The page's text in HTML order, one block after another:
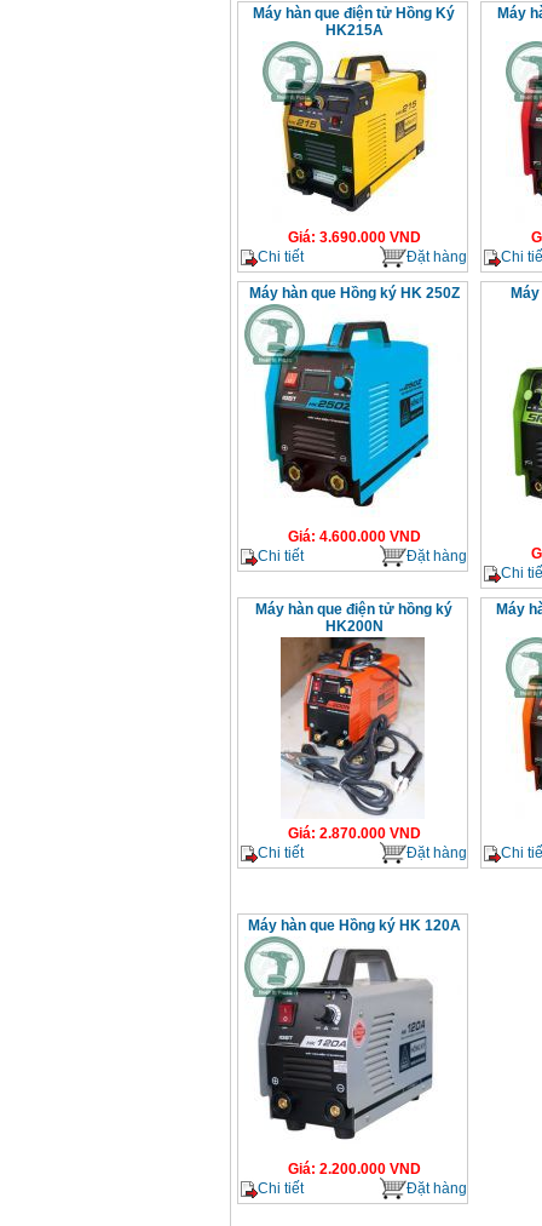
Máy hàn que điện tử Hồng Ký
HK215A
Giá: 3.690.000VND
Chi tiết
Đặt hàng
Máy
Chi
Máy hàn que Hồng ký HK 250Z
Giá: 4.600.000VND
Chi tiết
Đặt hàng
Chi
Máy hàn que điện tử hồng ký
HK200N
Giá: 2.870.000VND
Chi tiết
Đặt hàng
Máy
Chi
Máy hàn que Hồng ký HK 120A
Giá: 2.200.000VND
Chi tiết
Đặt hàng